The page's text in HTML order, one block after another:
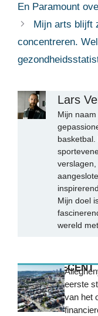
En Paramount
Mijn arts blijft
concentreren.
Lars
Mijn
Mijn doel
wereld
MEEST RECENT
eerste
van het